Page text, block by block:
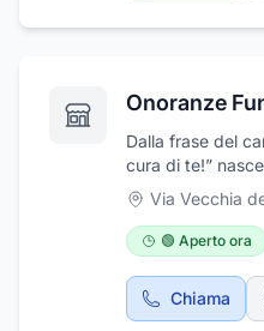
gastronomiche
Dalla frase del
cura di te!”
dell’innovazione
che, forte di
tempo, energie e
più
Fondamentale è
l’attenzione
Via Vecchia
🟢 Aperto ora
Chiama